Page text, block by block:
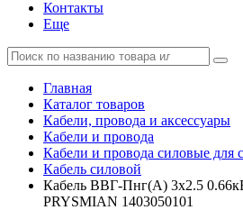
Контакты
Еще
Главная
Каталог товаров
Кабели, провода и аксессуары
Кабели и провода
Кабели и провода силовые для
Кабель силовой
Кабель ВВГ-Пнг(А) 3х2.5
PRYSMIAN 1403050101